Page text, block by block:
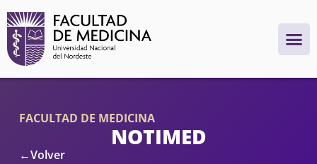
FACULTAD DE MEDICINA
NOTIMED
←Volver